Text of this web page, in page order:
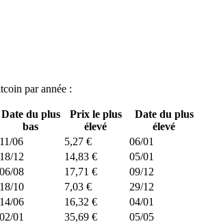
par année :
Date du plus
bas
Prix le plus
élevé
Date du plus
élevé
11/06 5,27 €
06/01
18/12 14,83 €
05/01
06/08 17,71 €
09/12
18/10 7,03 €
29/12
14/06 16,32 €
04/01
02/01 35,69 € 05/05